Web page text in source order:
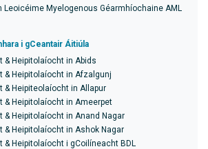
Leoicéime Myelogenous Géarmhíochaine AML
i gCeantair Áitiúla
& Heipitolaíocht in Abids
& Heipitolaíocht in Afzalgunj
& Heipiteolaíocht in Allapur
& Heipitolaíocht in Ameerpet
& Heipitolaíocht in Anand Nagar
& Heipitolaíocht in Ashok Nagar
& Heipitolaíocht i gCoilíneacht BDL